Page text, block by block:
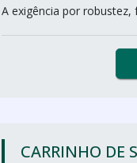
A exigência por robustez,
CARRINHO DE